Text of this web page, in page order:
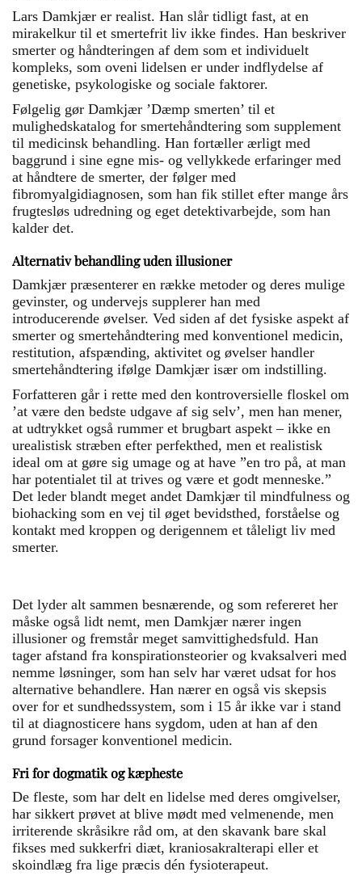
Lars Damkjær er realist. Han slår tidligt fast, at en
mirakelkur til et smertefrit liv ikke findes. Han beskriver
smerter og håndteringen af dem som et individuelt
kompleks, som oveni lidelsen er under indflydelse af
genetiske, psykologiske og sociale faktorer.
Følgelig gør Damkjær ’Dæmp smerten’ til et
mulighedskatalog for smertehåndtering som supplement
til medicinsk behandling. Han fortæller ærligt med
baggrund i sine egne mis- og vellykkede erfaringer med
at håndtere de smerter, der følger med
fibromyalgidiagnosen, som han fik stillet efter mange års
frugtesløs udredning og eget detektivarbejde, som han
kalder det.
Alternativ behandling uden illusioner
Damkjær præsenterer en række metoder og deres mulige
gevinster, og undervejs supplerer han med
introducerende øvelser. Ved siden af det fysiske aspekt af
smerter og smertehåndtering med konventionel medicin,
restitution, afspænding, aktivitet og øvelser handler
smertehåndtering ifølge Damkjær især om indstilling.
Forfatteren går i rette med den kontroversielle floskel om
’at være den bedste udgave af sig selv’, men han mener,
at udtrykket også rummer et brugbart aspekt – ikke en
urealistisk stræben efter perfekthed, men et realistisk
ideal om at gøre sig umage og at have ”en tro på, at man
har potentialet til at trives og være et godt menneske.”
Det leder blandt meget andet Damkjær til mindfulness og
biohacking som en vej til øget bevidsthed, forståelse og
kontakt med kroppen og derigennem et tåleligt liv med
smerter.
Det lyder alt sammen besnærende, og som refereret her
måske også lidt nemt, men Damkjær nærer ingen
illusioner og fremstår meget samvittighedsfuld. Han
tager afstand fra konspirationsteorier og kvaksalveri med
nemme løsninger, som han selv har været udsat for hos
alternative behandlere. Han nærer en også vis skepsis
over for et sundhedssystem, som i 15 år ikke var i stand
til at diagnosticere hans sygdom, uden at han af den
grund forsager konventionel medicin.
Fri for dogmatik og kæpheste
De fleste, som har delt en lidelse med deres omgivelser,
har sikkert prøvet at blive mødt med velmenende, men
irriterende skråsikre råd om, at den skavank bare skal
fikses med sukkerfri diæt, kraniosakralterapi eller et
skoindlæg fra lige præcis dén fysioterapeut.